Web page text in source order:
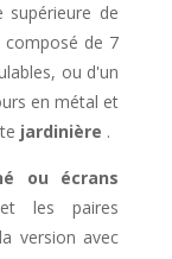
supérieure de
composé de 7
ou d'un
en métal et
jardinière .
ou écrans
les paires
version avec